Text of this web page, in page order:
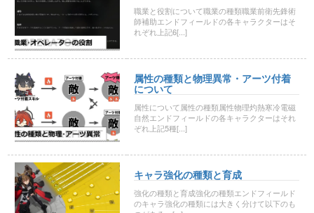
職業と役割について職業の種類職業前衛先鋒術
師補助エンドフィールドの各キャラクターはそ
れぞれ上記6[...]
属性の種類と物理異常・アーツ付着
について
属性について属性の種類属性物理灼熱寒冷電磁
自然エンドフィールドの各キャラクターはそれ
ぞれ上記5種[...]
キャラ強化の種類と育成
強化の種類と育成強化の種類エンドフィールド
のキャラ強化の種類には大きく分けて以下のも